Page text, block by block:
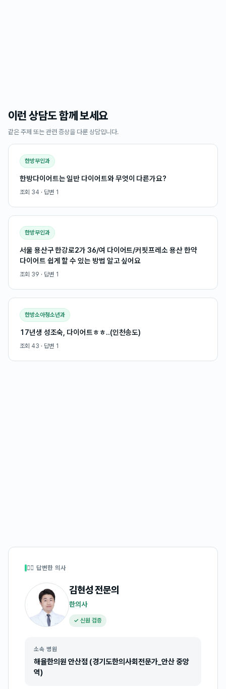
이런 상담도 함께 보세요
같은 주제 또는 관련 증상을 다룬 상담입니다.
한방부인과
한방다이어트는 일반 다이어트와 무엇이 다른가요?
조회 34 · 답변 1
한방부인과
서울 용산구 한강로2가 36/여 다이어트/커핏프레소 용산 한약
다이어트 쉽게 할 수 있는 방법 알고 싶어요
조회 39 · 답변 1
한방소아청소년과
17년생 성조숙, 다이어트ㅎㅎ..(인천송도)
조회 43 · 답변 1
👩‍⚕️ 답변한 의사
김현성전문의
한의사
✓ 신원 검증
소속 병원
해율한의원 안산점 (경기도한의사회전문가_안산 중앙
역)